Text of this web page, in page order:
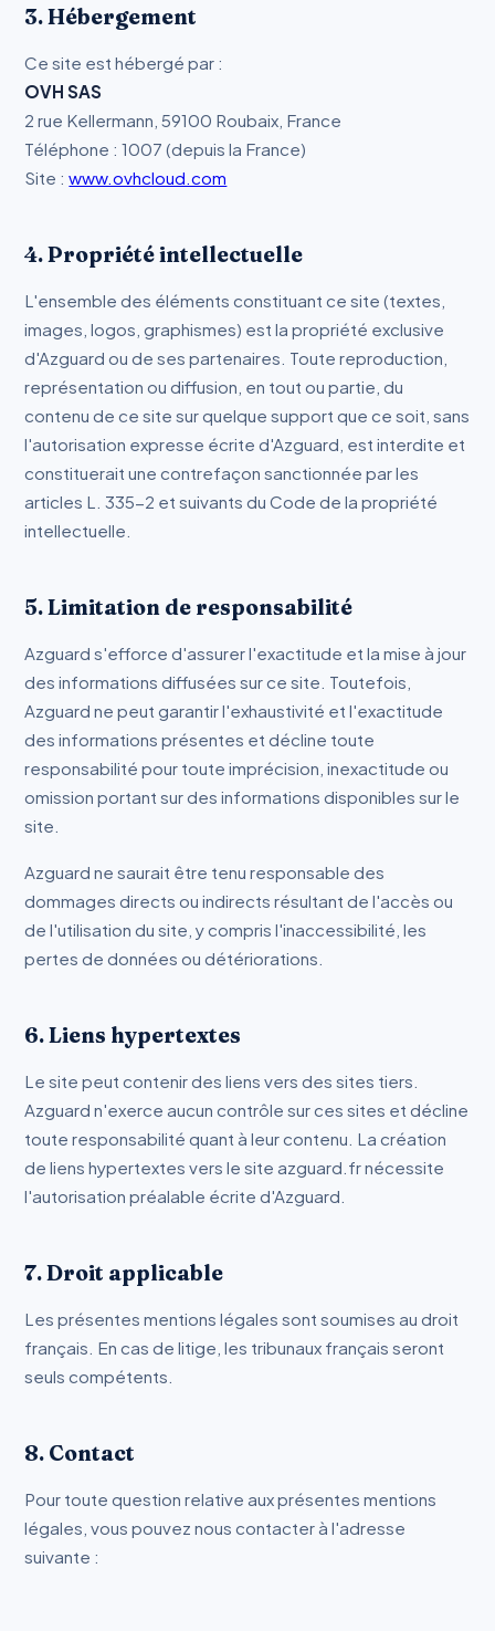
3. Hébergement
Ce site est hébergé par :
OVH SAS
2 rue Kellermann, 59100 Roubaix, France
Téléphone : 1007 (depuis la France)
Site :www.ovhcloud.com
4. Propriété intellectuelle
L'ensemble des éléments constituant ce site (textes,
images, logos, graphismes) est la propriété exclusive
d'Azguard ou de ses partenaires. Toute reproduction,
représentation ou diffusion, en tout ou partie, du
contenu de ce site sur quelque support que ce soit, sans
l'autorisation expresse écrite d'Azguard, est interdite et
constituerait une contrefaçon sanctionnée par les
articles L. 335-2 et suivants du Code de la propriété
intellectuelle.
5. Limitation de responsabilité
Azguard s'efforce d'assurer l'exactitude et la mise à jour
des informations diffusées sur ce site. Toutefois,
Azguard ne peut garantir l'exhaustivité et l'exactitude
des informations présentes et décline toute
responsabilité pour toute imprécision, inexactitude ou
omission portant sur des informations disponibles sur le
site.
Azguard ne saurait être tenu responsable des
dommages directs ou indirects résultant de l'accès ou
de l'utilisation du site, y compris l'inaccessibilité, les
pertes de données ou détériorations.
6. Liens hypertextes
Le site peut contenir des liens vers des sites tiers.
Azguard n'exerce aucun contrôle sur ces sites et décline
toute responsabilité quant à leur contenu. La création
de liens hypertextes vers le site azguard.fr nécessite
l'autorisation préalable écrite d'Azguard.
7. Droit applicable
Les présentes mentions légales sont soumises au droit
français. En cas de litige, les tribunaux français seront
seuls compétents.
8. Contact
Pour toute question relative aux présentes mentions
légales, vous pouvez nous contacter à l'adresse
suivante :